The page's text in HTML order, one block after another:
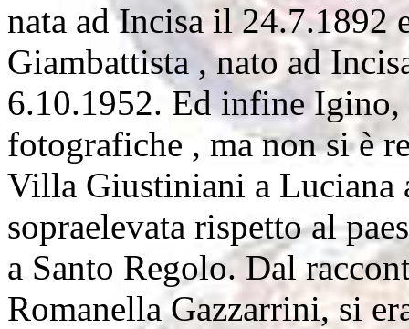
nata ad Incisa il 24.7.1892
Giambattista , nato ad
6.10.1952. Ed infine
fotografiche , ma non si è
Villa Giustiniani a Luciana
sopraelevata rispetto al
a Santo Regolo. Dal
Romanella Gazzarrini, si